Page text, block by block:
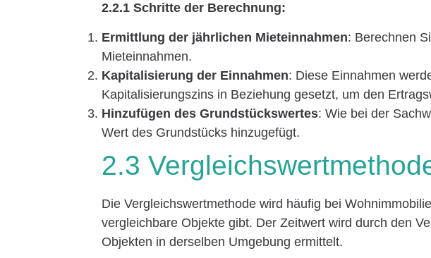
2.2.1 Schritte der Berechnung:
Ermittlung der jährlichen Mieteinnahmen: Berechnen
Mieteinnahmen.
Kapitalisierung der Einnahmen: Diese Einnahmen
Kapitalisierungszins in Beziehung gesetzt, um den
Hinzufügen des Grundstückswertes: Wie bei der
Wert des Grundstücks hinzugefügt.
2.3
Die Vergleichswertmethode wird häufig bei
vergleichbare Objekte gibt. Der Zeitwert wird durch den
Objekten in derselben Umgebung ermittelt.